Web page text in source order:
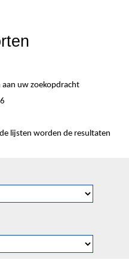
uw zoekopdracht
lijsten worden de resultaten